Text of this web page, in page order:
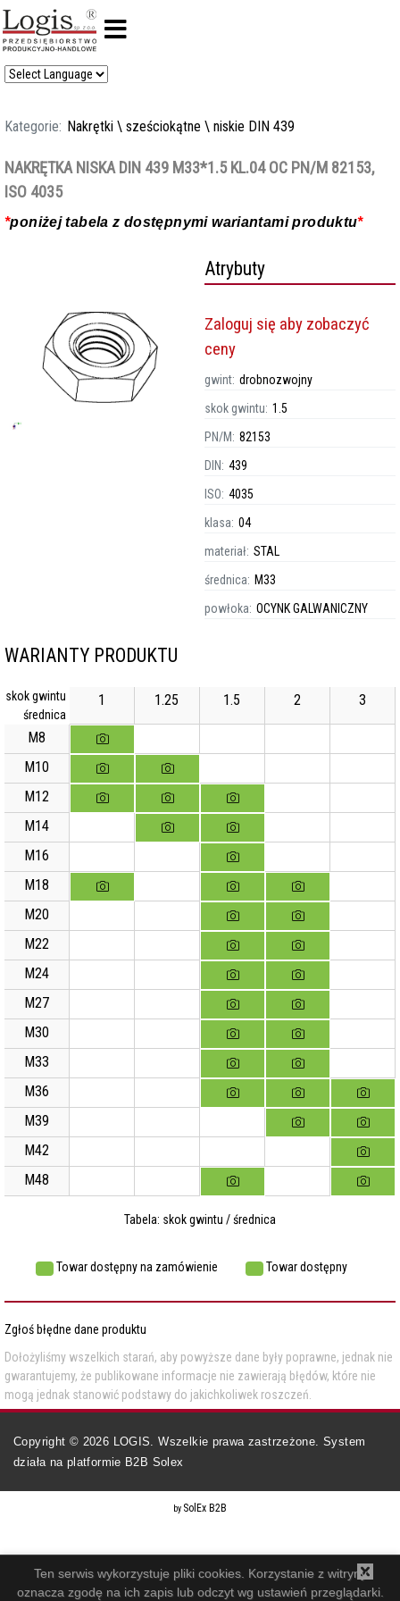
Kategorie: Nakrętki \ sześciokątne \ niskie DIN 439
NAKRĘTKA NISKA DIN 439 M33*1.5 KL.04 OC PN/M 82153,
ISO 4035
*poniżej tabela z dostępnymi wariantami produktu*
Atrybuty
Zaloguj się aby zobaczyć
ceny
gwint: drobnozwojny
skok gwintu: 1.5
PN/M: 82153
DIN: 439
ISO: 4035
klasa: 04
materiał: STAL
średnica: M33
powłoka: OCYNK GALWANICZNY
WARIANTY PRODUKTU
skok gwintu
średnica
1 1.25 1.5 2 3
M8
M10
M12
M14
M16
M18
M20
M22
M24
M27
M30
M33
M36
M39
M42
M48
Tabela: skok gwintu / średnica
Towar dostępny na zamówienie Towar dostępny
Zgłoś błędne dane produktu
Dołożyliśmy wszelkich starań, aby powyższe dane były poprawne, jednak nie
gwarantujemy, że publikowane informacje nie zawierają błędów, które nie
mogą jednak stanowić podstawy do jakichkoliwek roszczeń.
Copyright © 2026 LOGIS. Wszelkie prawa zastrzeżone. System
działa na platformie B2B Solex
by SolEx B2B
Ten serwis wykorzystuje pliki cookies. Korzystanie z witryny
oznacza zgodę na ich zapis lub odczyt wg ustawień przeglądarki.